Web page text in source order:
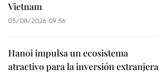
Vietnam
05/08/2026 09:56
Hanoi impulsa un ecosistema
atractivo para la inversión extranjera